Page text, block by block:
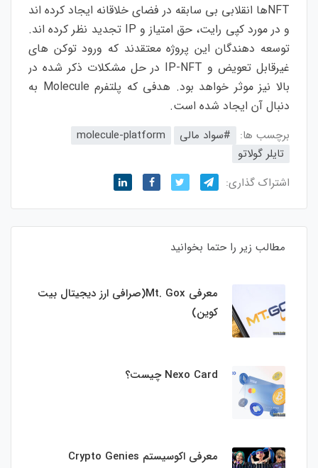
NFTها انقلابی بی سابقه در فضای خلاقانه ایجاد کرده اند
و در مورد کپی رایت، حق امتیاز و IP تجدید نظر کرده اند.
توسعه دهندگان این پروژه معتقدند که ورود توکن های
غیرقابل تعویض و IP-NFT در حل مشکلات ذکر شده در
بالا نیز موثر خواهد بود. هدفی که پلتفرم Molecule به
دنبال آن ایجاد شده است.
برچسب ها: #سواد مالی
molecule-platform
تایلر گولاتو
اشتراک گذاری:
مطالب زیر را حتما بخوانید
معرفی Mt. Gox(صرافی ارز دیجیتال بیت
کوین)
Nexo Card چیست؟
معرفی اکوسیستم Crypto Genies